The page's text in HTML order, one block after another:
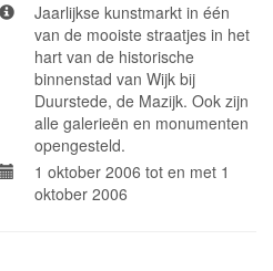
Jaarlijkse kunstmarkt in één
van de mooiste straatjes in het
hart van de historische
binnenstad van Wijk bij
Duurstede, de Mazijk. Ook zijn
alle galerieën en monumenten
opengesteld.
1 oktober 2006 tot en met 1
oktober 2006